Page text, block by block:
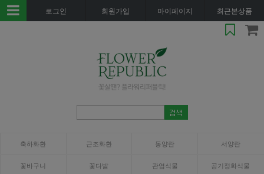
로그인 회원가입 마이페이지 최근본상품
축하화환 근조화환 동양란 서양란
꽃바구니 꽃다발 관엽식물 공기정화식물